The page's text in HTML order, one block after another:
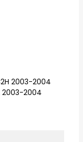
2003-2004
2003-2004